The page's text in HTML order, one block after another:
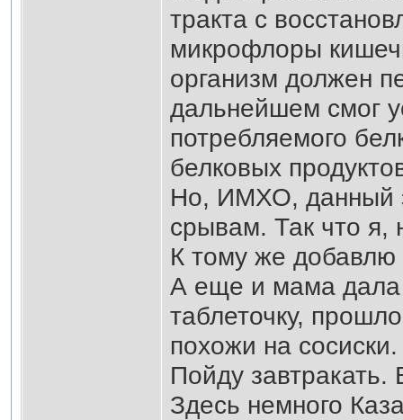
тракта с
микрофлоры
организм должен
дальнейшем смог
потребляемого
белковых
Но, ИМХО, данный
срывам. Так что я,
К тому же
А еще и мама дала
таблеточку,
похожи на
Пойду завтракать.
Здесь немного